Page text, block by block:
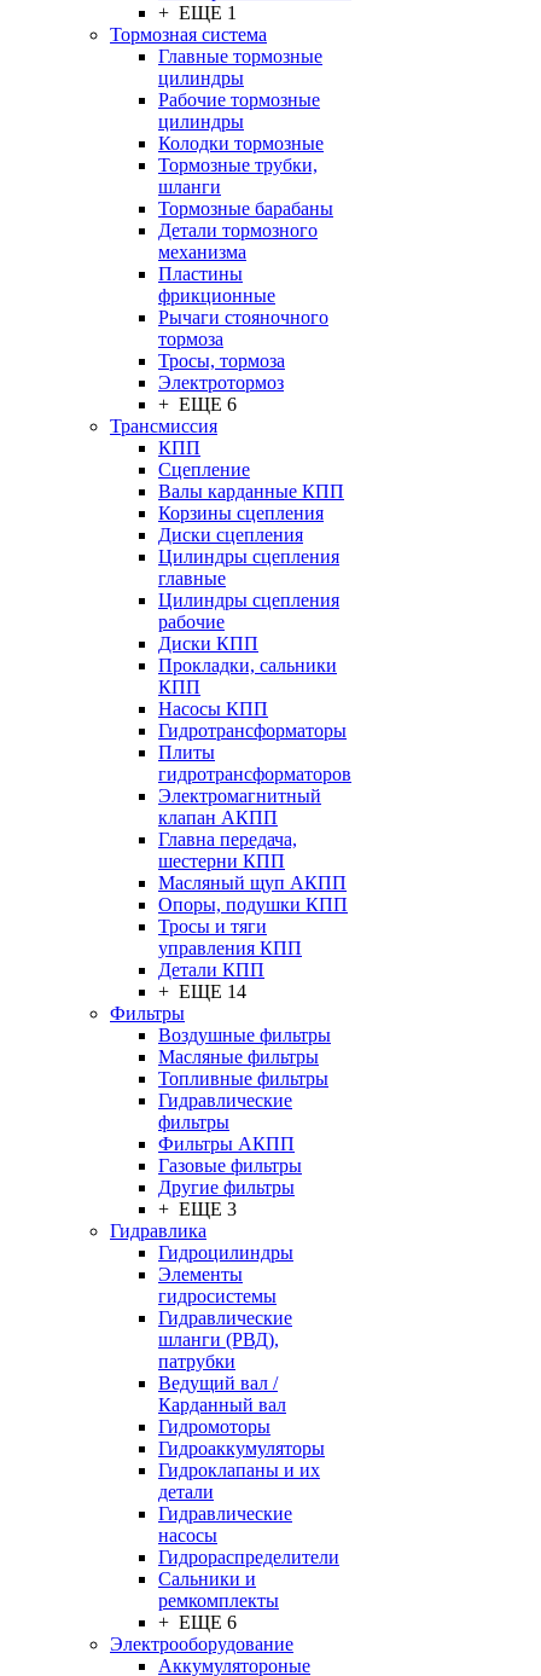
+ ЕЩЕ 1
Тормозная система
Главные тормозные
цилиндры
Рабочие тормозные
цилиндры
Колодки тормозные
Тормозные трубки,
шланги
Тормозные барабаны
Детали тормозного
механизма
Пластины
фрикционные
Рычаги стояночного
тормоза
Тросы, тормоза
Электротормоз
+ ЕЩЕ 6
Трансмиссия
КПП
Сцепление
Валы карданные КПП
Корзины сцепления
Диски сцепления
Цилиндры сцепления
главные
Цилиндры сцепления
рабочие
Диски КПП
Прокладки, сальники
КПП
Насосы КПП
Гидротрансформаторы
Плиты
гидротрансформаторов
Электромагнитный
клапан АКПП
Главна передача,
шестерни КПП
Масляный щуп АКПП
Опоры, подушки КПП
Тросы и тяги
управления КПП
Детали КПП
+ ЕЩЕ 14
Фильтры
Воздушные фильтры
Масляные фильтры
Топливные фильтры
Гидравлические
фильтры
Фильтры АКПП
Газовые фильтры
Другие фильтры
+ ЕЩЕ 3
Гидравлика
Гидроцилиндры
Элементы
гидросистемы
Гидравлические
шланги (РВД),
патрубки
Ведущий вал /
Карданный вал
Гидромоторы
Гидроаккумуляторы
Гидроклапаны и их
детали
Гидравлические
насосы
Гидрораспределители
Сальники и
ремкомплекты
+ ЕЩЕ 6
Электрооборудование
Аккумулятороные